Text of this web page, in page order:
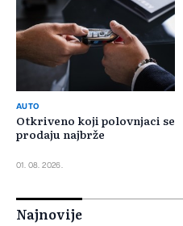
AUTO
Otkriveno koji polovnjaci se
prodaju najbrže
01. 08. 2026.
Najnovije